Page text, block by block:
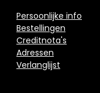
Persoonlijke info
Bestellingen
Creditnota's
Adressen
Verlanglijst